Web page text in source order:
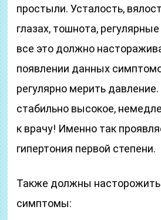
простыли. Усталость,
глазах, тошнота,
все это должно
появлении данных
регулярно мерить
стабильно высокое,
к врачу! Именно так
гипертония первой степени.
Также должны
симптомы: